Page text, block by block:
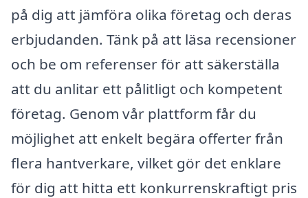
på dig att jämföra olika företag och deras
erbjudanden. Tänk på att läsa recensioner
och be om referenser för att säkerställa
att du anlitar ett pålitligt och kompetent
företag. Genom vår plattform får du
möjlighet att enkelt begära offerter från
flera hantverkare, vilket gör det enklare
för dig att hitta ett konkurrenskraftigt pris